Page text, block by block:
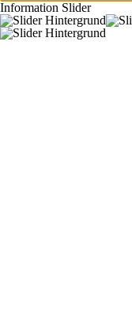
Information Slider